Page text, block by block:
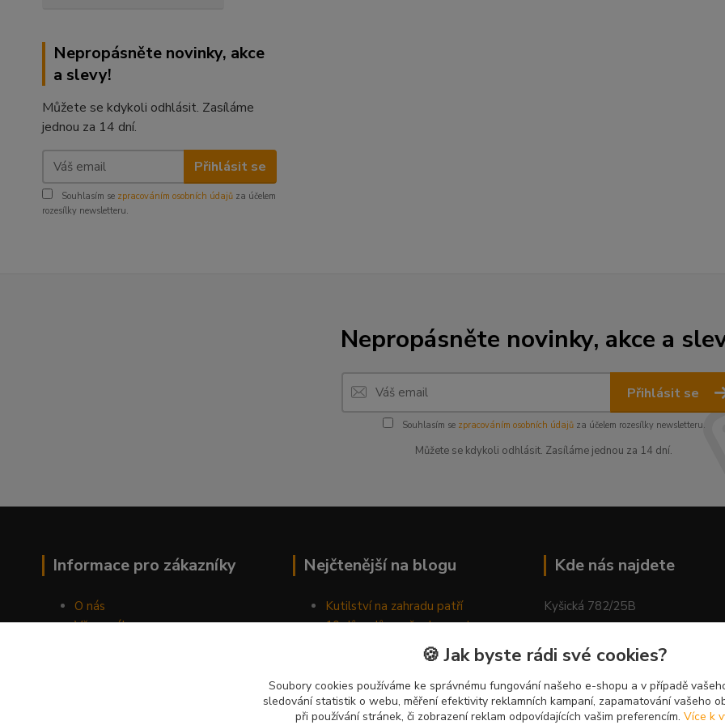
Nepropásněte novinky, akce
a slevy!
Můžete se kdykoli odhlásit. Zasíláme
jednou za 14 dní.
Přihlásit se
Souhlasím se zpracováním osobních údajů za účelem
rozesílky newsletteru.
Nepropásněte novinky, akce a
Přihlásit se
Souhlasím se zpracováním osobních údajůza účelem rozesílky newsletteru.
Můžete se kdykoli odhlásit. Zasíláme jednou za 14 dní.
Informace pro zákazníky
O nás
Vše o nákupu
Nejčtenější na blogu
Kutilství na zahradu patří
10 důvodů, proč relaxovat
chozením do přírody
Jak správně pěstovat tulipány
Náhodně generovaný článek
Kde nás najdete
Kyšická 782/25B
🍪 Jak byste rádi své cookies?
Soubory cookies používáme ke správnému fungování našeho e-shopu a v případě
sledování statistik o webu, měření efektivity reklamních kampaní, zapamatování vašeho
při používání stránek, či zobrazení reklam odpovídajících vašim preferencím. Více k